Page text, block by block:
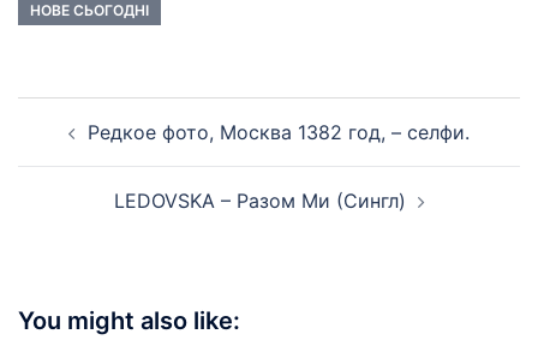
НОВЕ СЬОГОДНІ
navigation
Редкое фото, Москва 1382 год, – селфи.
LEDOVSKA – Разом Ми (Сингл)
You might also like: